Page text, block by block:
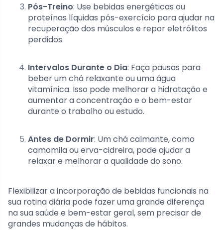
Pós-Treino: Use bebidas energéticas ou
proteínas líquidas pós-exercício para ajudar na
recuperação dos músculos e repor eletrólitos
perdidos.
Intervalos Durante o Dia: Faça pausas para
beber um chá relaxante ou uma água
vitamínica. Isso pode melhorar a hidratação e
aumentar a concentração e o bem-estar
durante o trabalho ou estudo.
Antes de Dormir: Um chá calmante, como
camomila ou erva-cidreira, pode ajudar a
relaxar e melhorar a qualidade do sono.
Flexibilizar a incorporação de bebidas funcionais na
sua rotina diária pode fazer uma grande diferença
na sua saúde e bem-estar geral, sem precisar de
grandes mudanças de hábitos.